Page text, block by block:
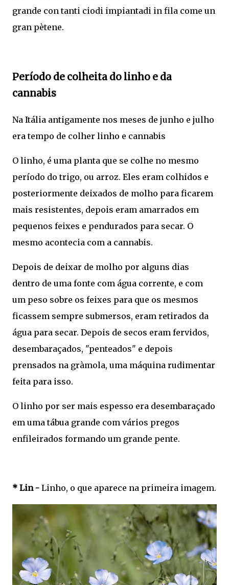
grande con tanti ciodi impiantadi in fila come un
gran pètene.
Período de colheita do linho e da
cannabis
Na Itália antigamente nos meses de junho e julho
era tempo de colher linho e cannabis
O linho, é uma planta que se colhe no mesmo
período do trigo, ou arroz. Eles eram colhidos e
posteriormente deixados de molho para ficarem
mais resistentes, depois eram amarrados em
pequenos feixes e pendurados para secar. O
mesmo acontecia com a cannabis.
Depois de deixar de molho por alguns dias
dentro de uma fonte com água corrente, e com
um peso sobre os feixes para que os mesmos
ficassem sempre submersos, eram retirados da
água para secar. Depois de secos eram fervidos,
desembaraçados, "penteados" e depois
prensados na gràmola, uma máquina rudimentar
feita para isso.
O linho por ser mais espesso era desembaraçado
em uma tábua grande com vários pregos
enfileirados formando um grande pente.
* Lin - Linho, o que aparece na primeira imagem.